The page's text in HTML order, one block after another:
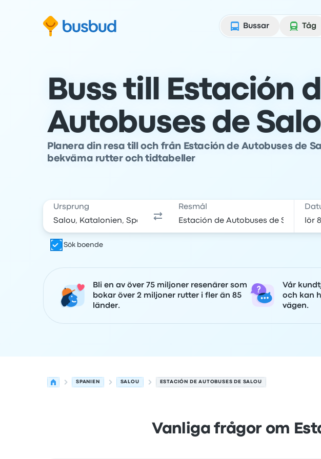
Bussar
Tåg
Buss till Estación
Autobuses de
Planera din resa till och från Estación de Autobuses de
bekväma rutter och tidtabeller
Ursprung Resmål
Sök boende
Bli en av över 75 miljoner resenärer som
bokar över 2 miljoner rutter i fler än 85
länder.
Vår
och kan
vägen.
SPANIEN SALOU ESTACIÓN DE AUTOBUSES DE SALOU
Vanliga frågor om